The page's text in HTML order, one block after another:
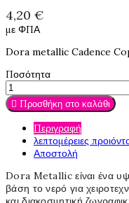
4,20 €
με ΦΠΑ
Dora metallic Cadence
Ποσότητα
 Προσθήκη στο καλάθι
Περιγραφή
λεπτομέρειες
Αποστολή
Dora Metallic είναι ένα
βάση το νερό για